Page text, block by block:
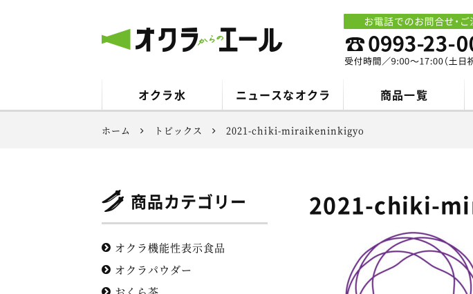
オクラ水 ニュースなオクラ 商品一覧
ホーム トピックス 2021-chiki-miraikeninkigyo
2021-chiki-
商品カテゴリー
オクラ機能性表示食品
オクラパウダー